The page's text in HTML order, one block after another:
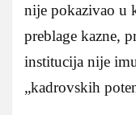
nije pokazivao u
preblage kazne,
institucija nije
„kadrovskih